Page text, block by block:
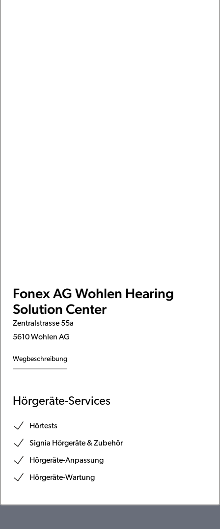
Fonex AG Wohlen Hearing
Solution Center
Zentralstrasse 55a
5610 Wohlen AG
Wegbeschreibung
Hörgeräte-Services
Hörtests
Signia Hörgeräte & Zubehör
Hörgeräte-Anpassung
Hörgeräte-Wartung